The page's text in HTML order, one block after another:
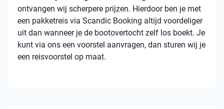
ontvangen wij scherpere prijzen. Hierdoor ben je met
een pakketreis via Scandic Booking altijd voordeliger
uit dan wanneer je de bootovertocht zelf los boekt. Je
kunt via ons een voorstel aanvragen, dan sturen wij je
een reisvoorstel op maat.